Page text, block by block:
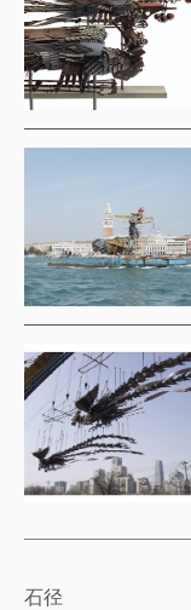
石径